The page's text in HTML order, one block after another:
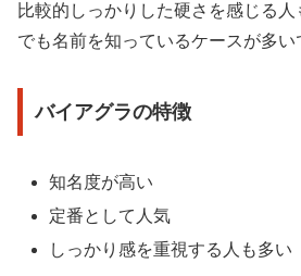
比較的しっかりした硬さを感じる人
でも名前を知っているケースが多い
バイアグラの特徴
知名度が高い
定番として人気
しっかり感を重視する人も多い